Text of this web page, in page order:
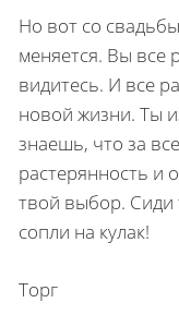
Но вот со
меняется. Вы все
видитесь. И все
новой жизни. Ты
знаешь, что за
растерянность и
твой выбор. Сиди
сопли на кулак!
Торг